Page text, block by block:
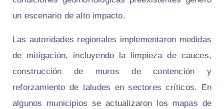
un escenario de alto impacto.
Las autoridades regionales implementaron medidas
de mitigación, incluyendo la limpieza de cauces,
construcción de muros de contención y
reforzamiento de taludes en sectores críticos. En
algunos municipios se actualizaron los mapas de